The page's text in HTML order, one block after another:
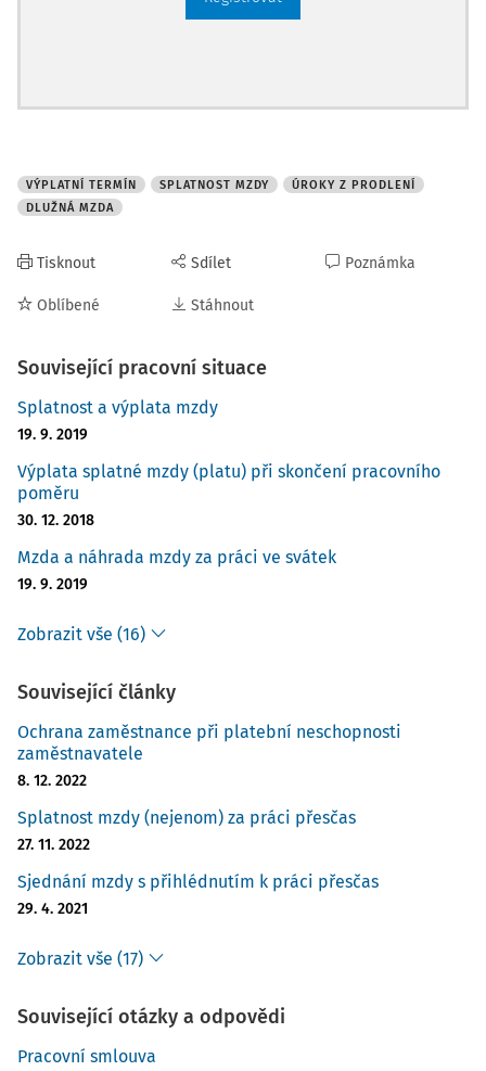
VÝPLATNÍ TERMÍN SPLATNOST MZDY
ÚROKY Z PRODLENÍ
DLUŽNÁ MZDA
Tisknout
Oblíbené
Sdílet
Stáhnout
Poznámka
Související pracovní situace
Splatnost a výplata mzdy
19. 9. 2019
Výplata splatné mzdy (platu) při skončení pracovního
poměru
30. 12. 2018
Mzda a náhrada mzdy za práci ve svátek
19. 9. 2019
Zobrazit vše (16)
Související články
Ochrana zaměstnance při platební neschopnosti
zaměstnavatele
8. 12. 2022
Splatnost mzdy (nejenom) za práci přesčas
27. 11. 2022
Sjednání mzdy s přihlédnutím k práci přesčas
29. 4. 2021
Zobrazit vše (17)
Související otázky a odpovědi
Pracovní smlouva